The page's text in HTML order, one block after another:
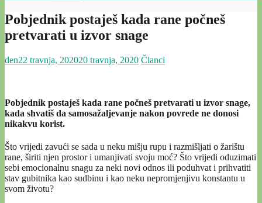
Pobjednik postaješ kada rane počneš
pretvarati u izvor snage
den22 travnja, 202020 travnja, 2020 Članci
Pobjednik postaješ kada rane počneš pretvarati u izvor snage,
kada shvatiš da samosažaljevanje nakon povrede ne donosi
nikakvu korist.
Što vrijedi zavući se sada u neku mišju rupu i razmišljati o žarištu
rane, širiti njen prostor i umanjivati svoju moć? Što vrijedi oduzimati
sebi emocionalnu snagu za neki novi odnos ili poduhvat i prihvatiti
stav gubitnika kao sudbinu i kao neku nepromjenjivu konstantu u
svom životu?